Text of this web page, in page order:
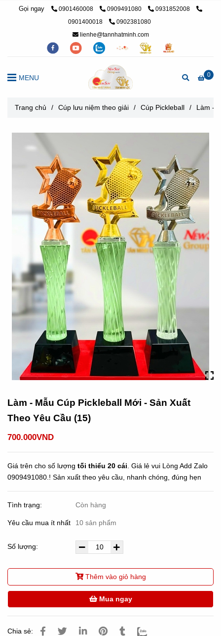
Gọi ngay 0901460008 0909491080
0931852008
0901400018
0902381080
lienhe@tannhatminh.com
0
MENU
Trang chủ / Cúp lưu niệm theo giải / Cúp Pickleball / Làm -
Làm - Mẫu Cúp Pickleball Mới - Sản Xuất
Theo Yêu Cầu (15)
700.000VND
Giá trên cho số lượng tối thiểu 20 cái . Giá lẻ vui Lòng Add Zalo
0909491080.! Sản xuất theo yêu cầu, nhanh chóng, đúng hẹn
Tình trạng: Còn hàng
Yêu cầu mua ít nhất 10 sản phẩm
Số lượng:
Thêm vào giỏ hàng
Mua ngay
Chia sẻ: